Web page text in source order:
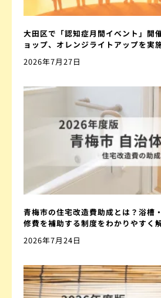
大田区で「認知症月間イベント」
ョップ、オレンジライトアップを実
2026年7月27日
青梅市の住宅改造費助成とは？浴槽
修費を補助する制度をわかりやすく
2026年7月24日